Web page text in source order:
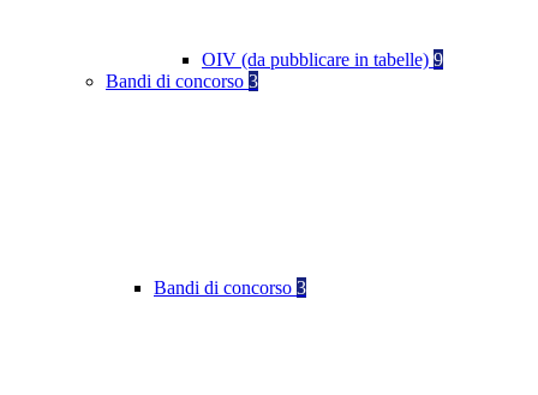
OIV (da pubblicare in tabelle) 9
Bandi di concorso 3
Bandi di concorso 3